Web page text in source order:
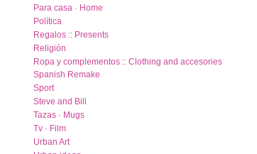
Para casa · Home
Política
Regalos :: Presents
Religión
Ropa y complementos :: Clothing and accesories
Spanish Remake
Sport
Steve and Bill
Tazas · Mugs
Tv · Film
Urban Art